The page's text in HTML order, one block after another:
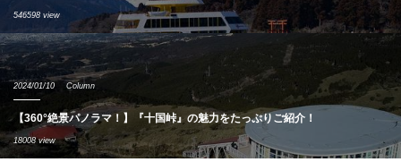
546598 view
2024/01/10 Column
【360°絶景パノラマ！】『十国峠』の魅力をたっぷりご紹介！
18008 view